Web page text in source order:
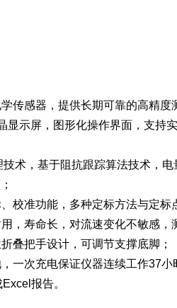
传感器，提供长期可靠的高精度
示屏，图形化操作界面，支持
术，基于阻抗跟踪算法技术，
校准功能，多种定标方法与定标
，寿命长，对流速变化不敏感，
叠把手设计，可调节支撑底脚；
一次充电保证仪器连续工作37小
报告。